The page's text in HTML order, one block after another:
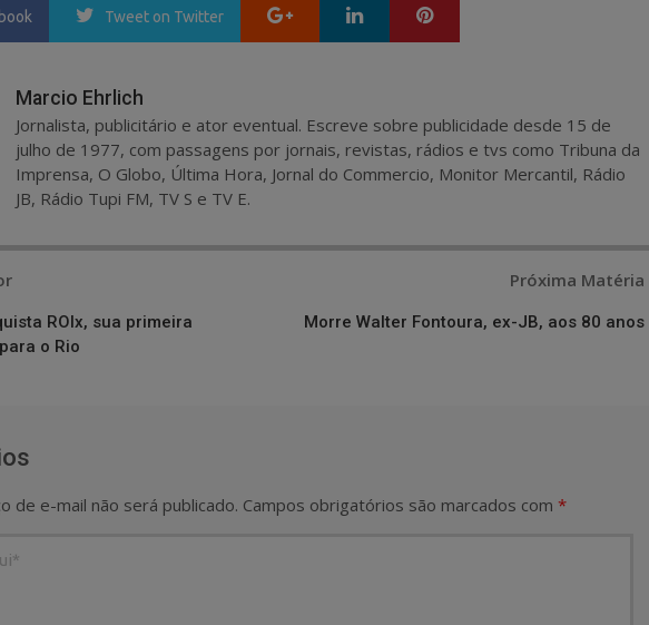
Tweet on Twitter Google+ LinkedIn
Marcio Ehrlich
Jornalista, publicitário e ator eventual. Escreve sobre publicidade desde 15 de
julho de 1977, com passagens por jornais, revistas, rádios e tvs como Tribuna da
Imprensa, O Globo, Última Hora, Jornal do Commercio, Monitor Mercantil, Rádio
JB, Rádio Tupi FM, TV S e TV E.
ROIx, sua primeira
o Rio
Próxima Matéria
Morre Walter Fontoura, ex-JB, aos 80 anos
de e-mail não será publicado. Campos obrigatórios são marcados com *